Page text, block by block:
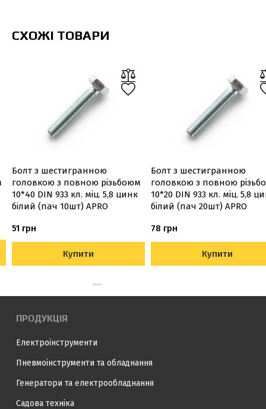
СХОЖІ ТОВАРИ
Болт з шестигранною
головкою з повною різьбоюм
10*40 DIN 933 кл. міц. 5,8 цинк
білий (пач 10шт) APRO
51 грн
Купити
Болт з шестигранною
головкою з повною
10*20 DIN 933 кл. міц. 5,8
білий (пач 20шт) APRO
78 грн
Купити
ПРОДУКЦІЯ
Електроінструменти
Пневмоінструменти та обладнання
Генератори та електрообладнання
Садова техніка